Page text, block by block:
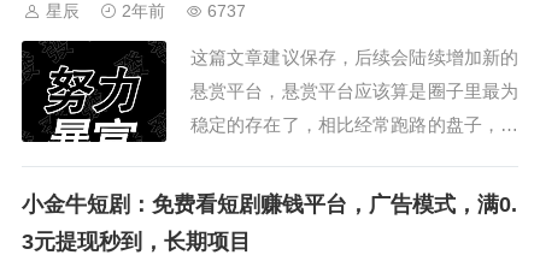
星辰 2年前 6737
这篇文章建议保存，后续会陆续增加新的
悬赏平台，悬赏平台应该算是圈子里最为
稳定的存在了，相比经常跑路的盘子，做
文章会给大家收集市面上比较受大家认可
的悬赏平台，目前充值...
小金牛短剧：免费看短剧赚钱平台，广告模式，满0.
3元提现秒到，长期项目